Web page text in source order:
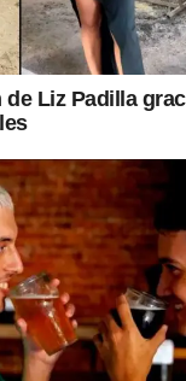
Liz Padilla